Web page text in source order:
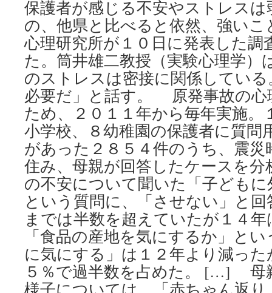
保護者が感じる不安やストレス
の、他県と比べると依然、強い
心理研究所が１０日に発表した調
た。筒井雄二教授（実験心理学）
のストレスは密接に関係してい
必要だ」と話す。 原発事故の心
ため、２０１１年から毎年実施。
小学校、８幼稚園の保護者に質問
があった２８５４件のうち、震
住み、母親が回答したケースを
の不安について聞いた「子ども
という質問に、「させない」と
までは半数を超えていたが１４
「食品の産地を気にするか」と
に気にする」は１２年より減っ
５％で過半数を占めた。 […] 母
様子については、「赤ちゃん返